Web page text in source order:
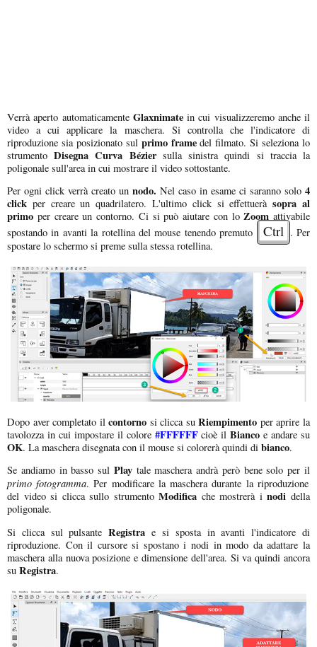
Verrà aperto automaticamente Glaxnimatein cui visualizzeremo anche il
video a cui applicare la maschera. Si controlla che l'indicatore di
riproduzione sia posizionato sul primo framedel filmato. Si seleziona lo
strumentoDisegna Curva Béziersulla sinistra quindi si traccia la
poligonale sull'area in cui mostrare il video sottostante.
Per ogni click verrà creato un nodo. Nel caso in esame ci saranno solo 4
click per creare un quadrilatero. L'ultimo click si effettueràsopra al
primo per creare un contorno. Ci si può aiutare con loZoom attivabile
spostando in avanti la rotellina del mouse tenendo premuto
Ctrl . Per
spostare lo schermo si preme sulla stessa rotellina.
Dopo aver completato ilcontorno si clicca suRiempimento per aprire la
tavolozza in cui impostare il colore #FFFFFFcioè ilBianco e andare su
OK. La maschera disegnata con il mouse si colorerà quindi di bianco.
Se andiamo in basso sul Playtale maschera andrà però bene solo per il
primo fotogramma. Per modificare la maschera durante la riproduzione
del video si clicca sullo strumentoModifica che mostrerà inodi della
poligonale.
Si clicca sul pulsante Registra e si sposta in avanti l'indicatore di
riproduzione. Con il cursore si spostano i nodi in modo da adattare la
maschera alla nuova posizione e dimensione dell'area. Si va quindi ancora
su Registra.